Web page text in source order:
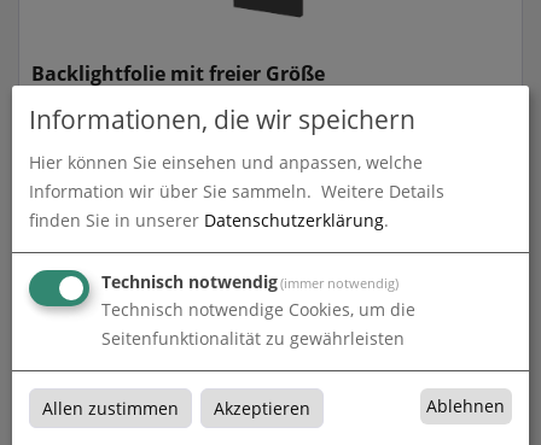
Backlightfolie mit freier Größe
zum Artikel
Backlightfolie mit freier Größe
Informationen, die wir speichern
Hier können Sie einsehen und anpassen, welche
Information wir über Sie sammeln. Weitere Details
finden Sie in unserer Datenschutzerklärung.
Technisch notwendig(immer notwendig)
Technisch notwendige Cookies, um die
Seitenfunktionalität zu gewährleisten
Allen zustimmen Akzeptieren Ablehnen